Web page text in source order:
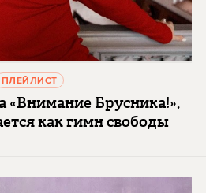
ПЛЕЙЛИСТ
Брусника!»,
как гимн свободы